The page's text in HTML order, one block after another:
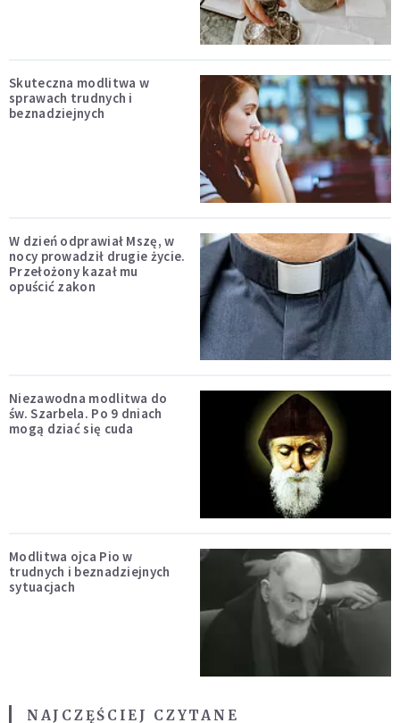
Skuteczna modlitwa w
sprawach trudnych i
beznadziejnych
W dzień odprawiał Mszę, w
nocy prowadził drugie życie.
Przełożony kazał mu
opuścić zakon
Niezawodna modlitwa do
św. Szarbela. Po 9 dniach
mogą dziać się cuda
Modlitwa ojca Pio w
trudnych i beznadziejnych
sytuacjach
NAJCZĘŚCIEJ CZYTANE